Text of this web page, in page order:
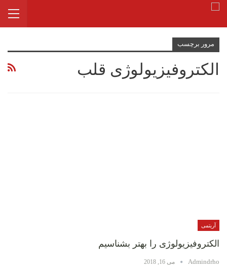
مرور برچسب
الکتروفیزیولوژی قلب
آریتمی
الکتروفیزیولوژی را بهتر بشناسیم
Admindrho می 16, 2018